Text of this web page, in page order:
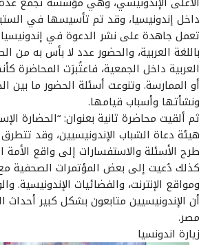
داخل إندونيسيا، وقد تم تأسيسها في
تعمل جاهدة على نشر الدعوة في
باللغة العربية، والحضور عدد لا بأس به من
العربية داخل الجمعية، فاعتُبرَت المحاضرة
أو الممارسة. وتنوعت أسئلة الحضور ما بين
ونشأتها وأسباب قيامها.
ثم ألقيت محاضرة ثانية بعنوان: “الحضارة
هيئة دعاة الشباب الإندونيسيين، وقد
طرح الأسئلة والاستفسارات إلى واقع الأمة
كذلك دُعيت إلى بعض المؤتمرات الصحفية
ومواقع الإنترنت، والفضائيات الإندونيسية.
أن الإندونيسيين متابعون بشكل كبير أحداث
مصر.
زيارة اندونسيا